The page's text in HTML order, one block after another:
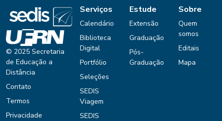
© 2025 Secretaria
de Educação a
Distância
Contato
Termos
Privacidade
Serviços
Calendário
Biblioteca
Digital
Portfólio
Seleções
SEDIS
Viagem
SEDIS
Estude
Extensão
Graduação
Pós-
Graduação
Sobre
Quem
somos
Editais
Mapa